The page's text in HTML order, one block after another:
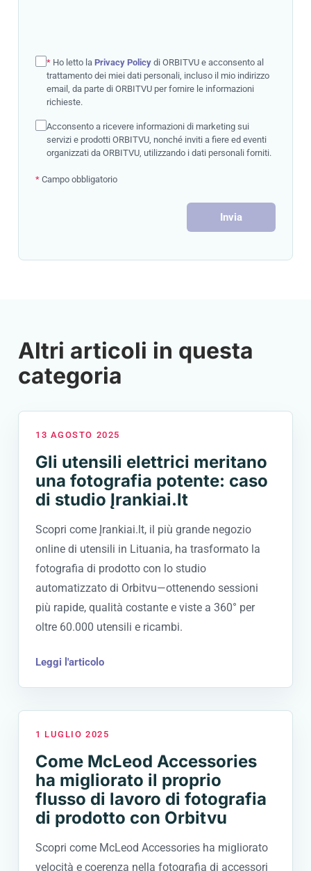
* Ho letto la Privacy Policy di ORBITVU e acconsento al
trattamento dei miei dati personali, incluso il mio indirizzo
email, da parte di ORBITVU per fornire le informazioni
richieste.
Acconsento a ricevere informazioni di marketing sui
servizi e prodotti ORBITVU, nonché inviti a fiere ed eventi
organizzati da ORBITVU, utilizzando i dati personali forniti.
* Campo obbligatorio
Invia
Altri articoli in questa
categoria
13 AGOSTO 2025
Gli utensili elettrici meritano
una fotografia potente: caso
di studio Įrankiai.lt
Scopri come Įrankiai.lt, il più grande negozio
online di utensili in Lituania, ha trasformato la
fotografia di prodotto con lo studio
automatizzato di Orbitvu—ottenendo sessioni
più rapide, qualità costante e viste a 360° per
oltre 60.000 utensili e ricambi.
Leggi l'articolo
1 LUGLIO 2025
Come McLeod Accessories
ha migliorato il proprio
flusso di lavoro di fotografia
di prodotto con Orbitvu
Scopri come McLeod Accessories ha migliorato
velocità e coerenza nella fotografia di accessori